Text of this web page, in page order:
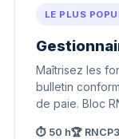
LE PLUS
Maîtrisez les
bulletin
de paie. Bloc
⏱ 50 h🏆